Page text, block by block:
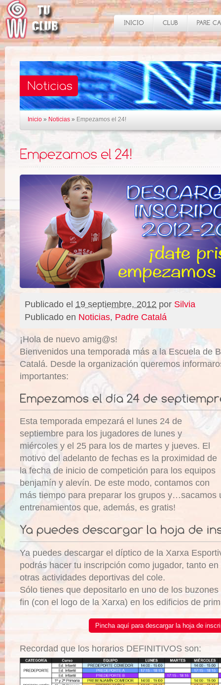
Inicio » Noticias » Empezamos el 24!
Publicado el 19 septiembre, 2012 por Silvia
Publicado en Noticias, Padre Catalá
¡Hola de nuevo amig@s!
Bienvenidos una temporada más a la Escuela de
Catalá. Desde la organización queremos
importantes:
Esta temporada empezará el lunes 24 de
septiembre para los jugadores de lunes y
miércoles y el 25 para los de martes y jueves. El
motivo del adelanto de fechas es la proximidad de
la fecha de inicio de competición para los equipos
benjamín y alevín. De este modo, contamos con
más tiempo para preparar los grupos y…sacamos
entrenamientos que, además, es gratis!
Ya puedes descargar el díptico de la Xarxa
podrás hacer tu inscripción como jugador, tanto
otras actividades deportivas del cole.
Sólo tienes que depositarlo en uno de los
fin (con el logo de la Xarxa) en los edificios de
Pincha aquí para descargar la hoja de
Recordad que los horarios DEFINITIVOS son: